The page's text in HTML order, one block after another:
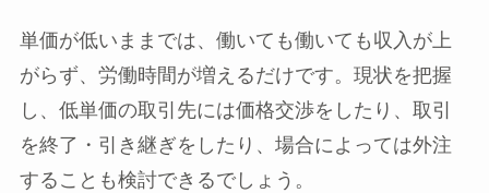
単価が低いままでは、働いても働いても収入が上
がらず、労働時間が増えるだけです。現状を把握
し、低単価の取引先には価格交渉をしたり、取引
を終了・引き継ぎをしたり、場合によっては外注
することも検討できるでしょう。